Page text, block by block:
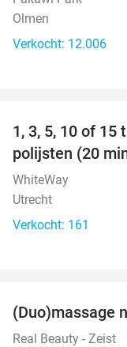
Olmen
Verkocht: 12.006
1, 3, 5, 10 of 15
polijsten (20
WhiteWay
Utrecht
Verkocht: 161
(Duo)massage
Real Beauty - Zeist